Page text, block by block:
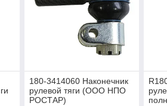
180-3414060 Наконечник
рулевой тяги (ООО НПО
РОСТАР)